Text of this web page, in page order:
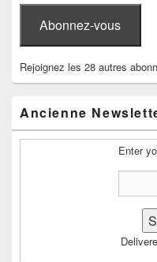
mail
Abonnez-vous
Rejoignez les 28 autres
Ancienne
Enter